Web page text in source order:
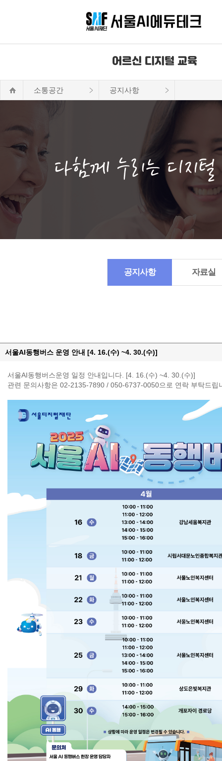
어르신 디지털 교육
소통공간 공지사항
공지사항 자료실
서울AI동행버스 운영 안내 [4. 16.(수) ~4. 30.(수)]
서울AI동행버스운영 일정 안내입니다. [4. 16.(수) ~4. 30.(수)]
관련 문의사항은 02-2135-7890 / 050-6737-0050으로 연락 부탁드립